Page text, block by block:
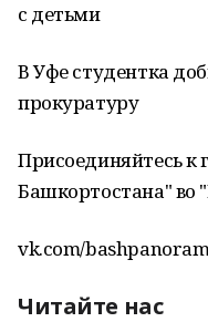
с детьми
В Уфе студентка
прокуратуру
Присоединяйтесь
Башкортостана" во
vk.com/
Читайте нас